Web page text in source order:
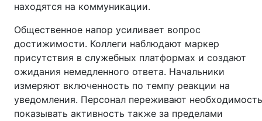
находятся на коммуникации.
Общественное напор усиливает вопрос
достижимости. Коллеги наблюдают маркер
присутствия в служебных платформах и создают
ожидания немедленного ответа. Начальники
измеряют включенность по темпу реакции на
уведомления. Персонал переживают необходимость
показывать активность также за пределами